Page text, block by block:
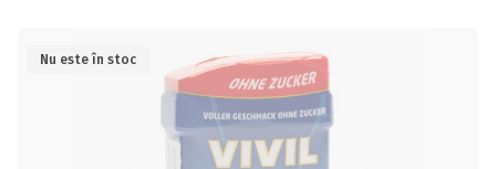
Nu este în stoc